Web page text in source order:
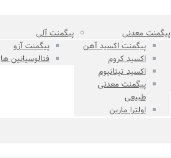
پیگمنت آلی
پیگمنت آزو
فتالوسیانین ها
پیگمنت‌ معدنی
پیگمنت اکسید آهن
اکسید‌ کروم
اکسید تیتانیوم
پیگمنت معدنی
طبیعی
اولترا مارین